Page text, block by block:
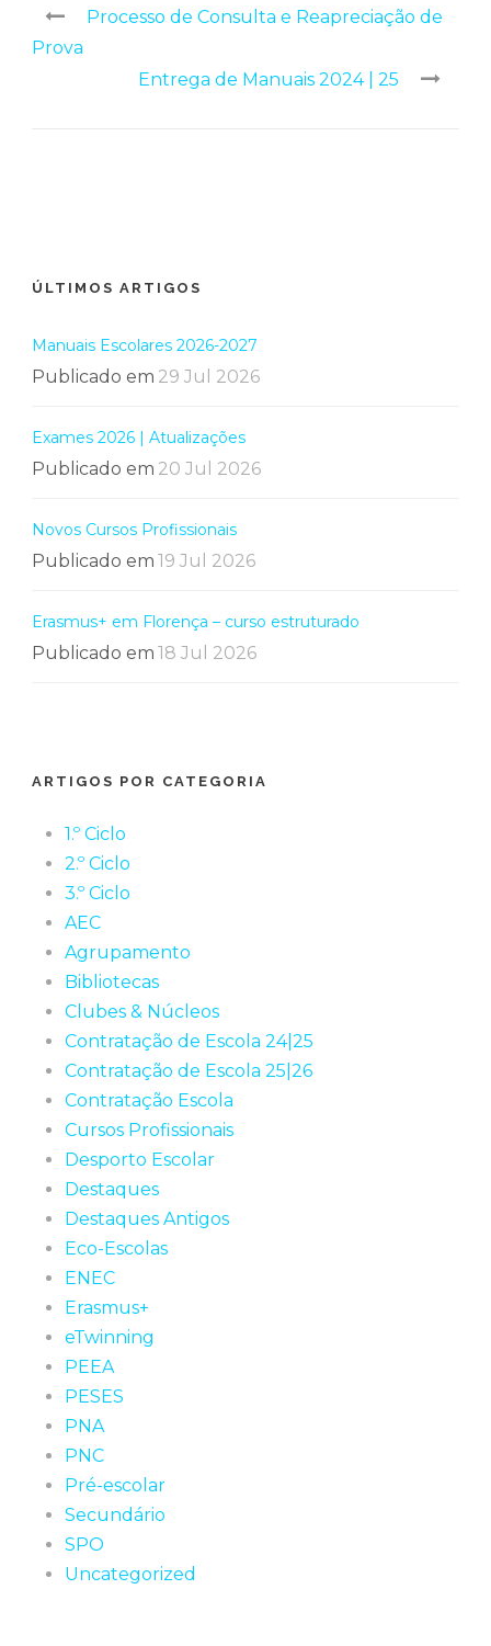
Processo de Consulta e Reapreciação de
Prova
Entrega de Manuais 2024 | 25
ÚLTIMOS ARTIGOS
Manuais Escolares 2026-2027
Publicado em 29 Jul 2026
Exames 2026 | Atualizações
Publicado em 20 Jul 2026
Novos Cursos Profissionais
Publicado em 19 Jul 2026
Erasmus+ em Florença – curso estruturado
Publicado em 18 Jul 2026
ARTIGOS POR CATEGORIA
1.º Ciclo
2.º Ciclo
3.º Ciclo
AEC
Agrupamento
Bibliotecas
Clubes & Núcleos
Contratação de Escola 24|25
Contratação de Escola 25|26
Contratação Escola
Cursos Profissionais
Desporto Escolar
Destaques
Destaques Antigos
Eco-Escolas
ENEC
Erasmus+
eTwinning
PEEA
PESES
PNA
PNC
Pré-escolar
Secundário
SPO
Uncategorized